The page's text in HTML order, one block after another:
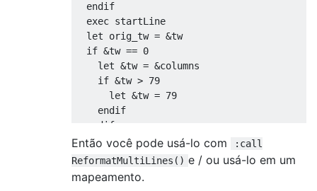
  endif
  exec startLine
  let orig_tw = &tw
  if &tw == 0
    let &tw = &columns
    if &tw > 79
      let &tw = 79
    endif
  endif
let &tw -= 3 " Adjust for missing
  exec "normal A%-%\<Esc>gqq"
  let endLine = search("%-%$")
Então você pode usá-lo com
:call
ReformatMultiLines() e / ou usá-lo em um
mapeamento.